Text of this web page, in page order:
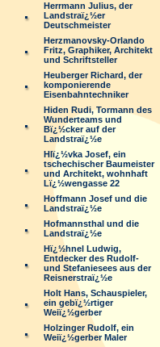
Herrmann Julius, der
Landstraï¿½er
Deutschmeister
Herzmanovsky-Orlando
Fritz, Graphiker, Architekt
und Schriftsteller
Heuberger Richard, der
komponierende
Eisenbahntechniker
Hiden Rudi, Tormann des
Wunderteams und
Bï¿½cker auf der
Landstraï¿½e
Hlï¿½vka Josef, ein
tschechischer Baumeister
und Architekt, wohnhaft
Lï¿½wengasse 22
Hoffmann Josef und die
Landstraï¿½e
Hofmannsthal und die
Landstraï¿½e
Hï¿½hnel Ludwig,
Entdecker des Rudolf-
und Stefaniesees aus der
Reisnerstraï¿½e
Holt Hans, Schauspieler,
ein gebï¿½rtiger
Weiï¿½gerber
Holzinger Rudolf, ein
Weiï¿½gerber Maler